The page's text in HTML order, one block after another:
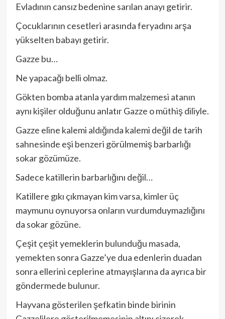
Evladının cansız bedenine sarılan anayı getirir.
Çocuklarının cesetleri arasında feryadını arşa
yükselten babayı getirir.
Gazze bu…
Ne yapacağı belli olmaz.
Gökten bomba atanla yardım malzemesi atanın
aynı kişiler olduğunu anlatır Gazze o müthiş diliyle.
Gazze eline kalemi aldığında kalemi değil de tarih
sahnesinde eşi benzeri görülmemiş barbarlığı
sokar gözümüze.
Sadece katillerin barbarlığını değil…
Katillere gıkı çıkmayan kim varsa, kimler üç
maymunu oynuyorsa onların vurdumduymazlığını
da sokar gözüne.
Çeşit çeşit yemeklerin bulunduğu masada,
yemekten sonra Gazze’ye dua edenlerin duadan
sonra ellerini ceplerine atmayışlarına da ayrıca bir
göndermede bulunur.
Hayvana gösterilen şefkatin binde birinin